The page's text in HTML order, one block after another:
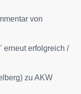
von
erneut erfolgreich /
zu AKW